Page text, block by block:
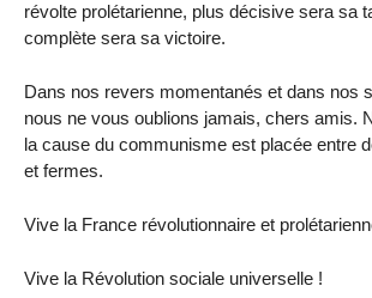
révolte prolétarienne, plus décisive sera sa
complète sera sa victoire.
Dans nos revers momentanés et dans nos
nous ne vous oublions jamais, chers amis.
la cause du communisme est placée entre
et fermes.
Vive la France révolutionnaire et
Vive la Révolution sociale universelle !